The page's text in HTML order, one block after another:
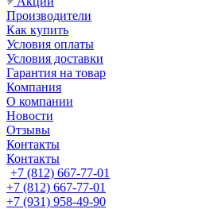
Производители
Как купить
Условия оплаты
Условия доставки
Гарантия на товар
Компания
О компании
Новости
Отзывы
Контакты
Контакты
+7 (812) 667-77-01
+7 (812) 667-77-01
+7 (931) 958-49-90